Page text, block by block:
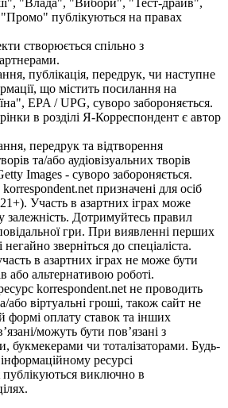
"Влада", "Вибори", "Тест-драйв",
публікуються на правах
створюється спільно з
публікація, передрук, чи наступне
що містить посилання на
EPA / UPG, суворо забороняється.
в розділі Я-Корреспондент є автор
передрук та відтворення
та/або аудіовізуальних творів
Images - суворо забороняється.
призначені для осіб
Участь в азартних іграх може
залежність. Дотримуйтесь правил
гри. При виявленні перших
зверніться до спеціаліста.
в азартних іграх не може бути
або альтернативою роботі.
korrespondent.net не проводить
або віртуальні гроші, також сайт не
формі оплату ставок та інших
можуть бути пов’язані з
букмекерами чи тоталізаторами. Будь-
ресурсі
публікуються виключно в